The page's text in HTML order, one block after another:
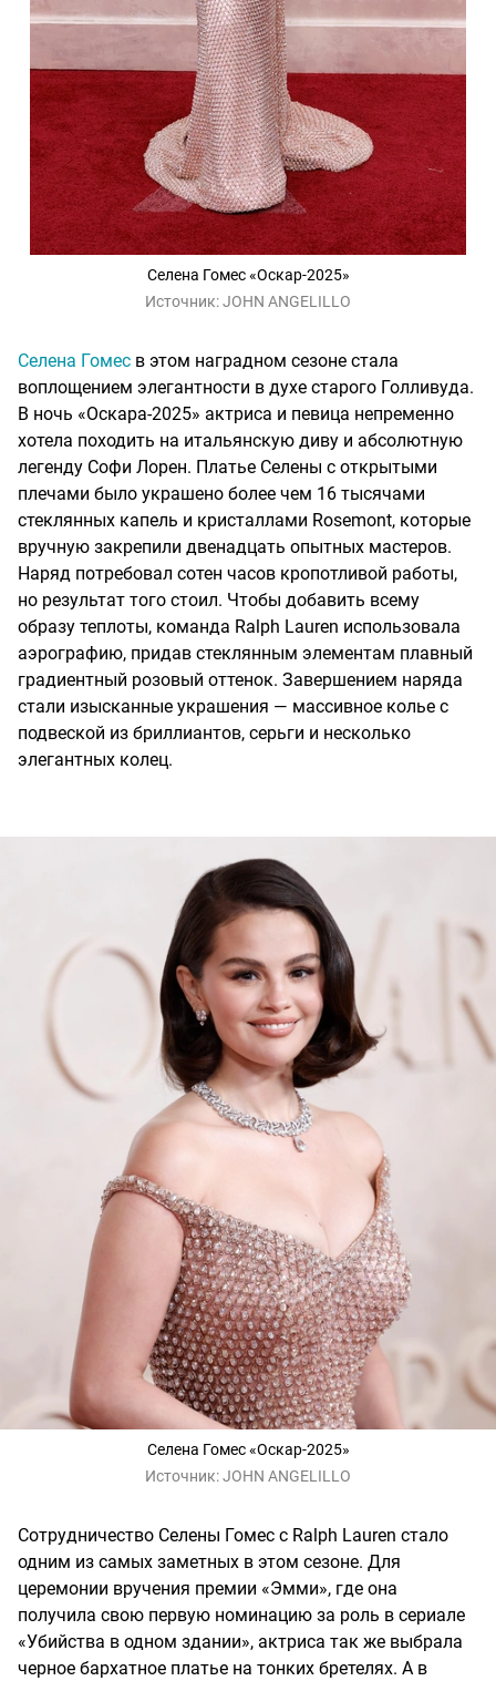
Селена Гомес «Оскар-2025»
Источник:JOHN ANGELILLO
Селена Гомес в этом наградном сезоне стала
воплощением элегантности в духе старого Голливуда.
В ночь «Оскара-2025» актриса и певица непременно
хотела походить на итальянскую диву и абсолютную
легенду Софи Лорен. Платье Селены с открытыми
плечами было украшено более чем 16 тысячами
стеклянных капель и кристаллами Rosemont, которые
вручную закрепили двенадцать опытных мастеров.
Наряд потребовал сотен часов кропотливой работы,
но результат того стоил. Чтобы добавить всему
образу теплоты, команда Ralph Lauren использовала
аэрографию, придав стеклянным элементам плавный
градиентный розовый оттенок. Завершением наряда
стали изысканные украшения — массивное колье с
подвеской из бриллиантов, серьги и несколько
элегантных колец.
Селена Гомес «Оскар-2025»
Источник:JOHN ANGELILLO
Сотрудничество Селены Гомес с Ralph Lauren стало
одним из самых заметных в этом сезоне. Для
церемонии вручения премии «Эмми», где она
получила свою первую номинацию за роль в сериале
«Убийства в одном здании», актриса так же выбрала
черное бархатное платье на тонких бретелях. А в